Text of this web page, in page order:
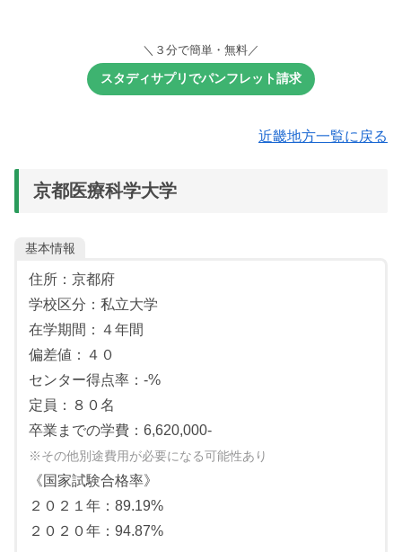
国語：国語
数学（必須）：Ⅰ・A、Ⅱ・B
外国語（１科目選択）：英、独、仏、中、韓
《二次選考》
＼３分で簡単・無料／
スタディサプリでパンフレット請求
近畿地方一覧に戻る
京都医療科学大学
基本情報
住所：京都府
学校区分：私立大学
在学期間：４年間
偏差値：４０
センター得点率：-%
定員：８０名
卒業までの学費：6,620,000-
※その他別途費用が必要になる可能性あり
《国家試験合格率》
２０２１年：89.19%
２０２０年：94.87%